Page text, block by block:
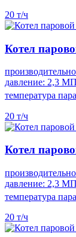
20 т/ч
Котел
давление: 2,3
температура
20 т/ч
Котел
давление: 2,3
температура
20 т/ч